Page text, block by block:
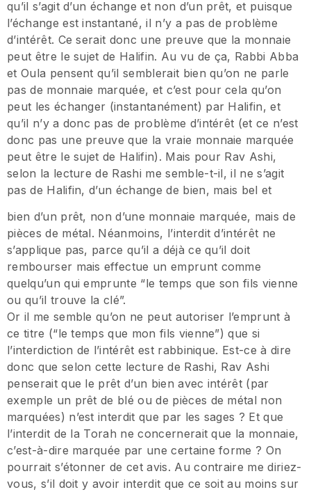
qu’il s’agit d’un échange et non d’un prêt, et puisque
l’échange est instantané, il n’y a pas de problème
d’intérêt. Ce serait donc une preuve que la monnaie
peut être le sujet de Halifin. Au vu de ça, Rabbi Abba
et Oula pensent qu’il semblerait bien qu’on ne parle
pas de monnaie marquée, et c’est pour cela qu’on
peut les échanger (instantanément) par Halifin, et
qu’il n’y a donc pas de problème d’intérêt (et ce n’est
donc pas une preuve que la vraie monnaie marquée
peut être le sujet de Halifin). Mais pour Rav Ashi,
selon la lecture de Rashi me semble-t-il, il ne s’agit
pas de Halifin, d’un échange de bien, mais bel et
bien d’un prêt, non d’une monnaie marquée, mais de
pièces de métal. Néanmoins, l’interdit d’intérêt ne
s’applique pas, parce qu’il a déjà ce qu’il doit
rembourser mais effectue un emprunt comme
quelqu’un qui emprunte “le temps que son fils vienne
ou qu’il trouve la clé”.
Or il me semble qu’on ne peut autoriser l’emprunt à
ce titre (“le temps que mon fils vienne”) que si
l’interdiction de l’intérêt est rabbinique. Est-ce à dire
donc que selon cette lecture de Rashi, Rav Ashi
penserait que le prêt d’un bien avec intérêt (par
exemple un prêt de blé ou de pièces de métal non
marquées) n’est interdit que par les sages ? Et que
l’interdit de la Torah ne concernerait que la monnaie,
c’est-à-dire marquée par une certaine forme ? On
pourrait s’étonner de cet avis. Au contraire me diriez-
vous, s’il doit y avoir interdit que ce soit au moins sur